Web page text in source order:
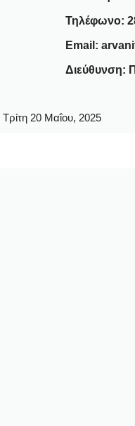
Τηλέφωνο:
Email:
Διεύθυνση:
Τρίτη 20 Μαΐου, 2025